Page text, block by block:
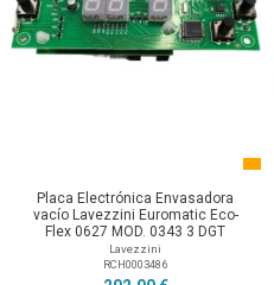
Placa Electrónica Envasadora
vacío Lavezzini Euromatic Eco-
Flex 0627 MOD. 0343 3 DGT
Lavezzini
RCH0003486